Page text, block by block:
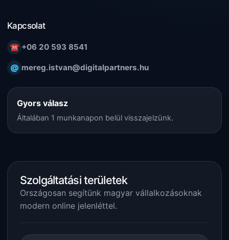
Kapcsolat
☎ +06 20 593 8541
@ mereg.istvan@digitalpartners.hu
Gyors válasz
Általában 1 munkanapon belül visszajelzünk.
Szolgáltatási területek
Országosan segítünk magyar vállalkozásoknak
modern online jelenléttel.